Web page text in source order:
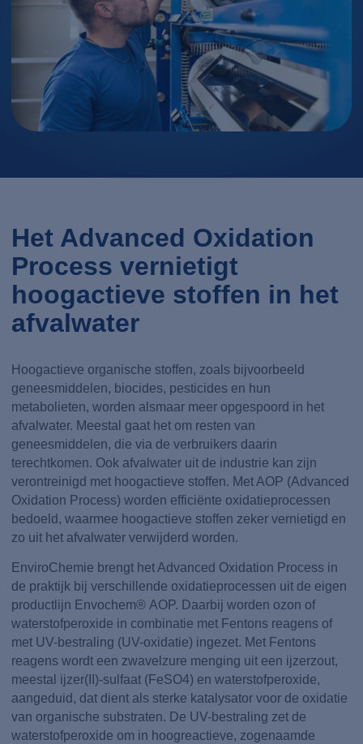
Het Advanced Oxidation
Process vernietigt
hoogactieve stoffen in het
afvalwater
Hoogactieve organische stoffen, zoals bijvoorbeeld
geneesmiddelen, biocides, pesticides en hun
metabolieten, worden alsmaar meer opgespoord in het
afvalwater. Meestal gaat het om resten van
geneesmiddelen, die via de verbruikers daarin
terechtkomen. Ook afvalwater uit de industrie kan zijn
verontreinigd met hoogactieve stoffen. Met AOP (Advanced
Oxidation Process) worden efficiënte oxidatieprocessen
bedoeld, waarmee hoogactieve stoffen zeker vernietigd en
zo uit het afvalwater verwijderd worden.
EnviroChemie brengt het Advanced Oxidation Process in
de praktijk bij verschillende oxidatieprocessen uit de eigen
productlijn Envochem® AOP. Daarbij worden ozon of
waterstofperoxide in combinatie met Fentons reagens of
met UV-bestraling (UV-oxidatie) ingezet. Met Fentons
reagens wordt een zwavelzure menging uit een ijzerzout,
meestal ijzer(II)-sulfaat (FeSO4) en waterstofperoxide,
aangeduid, dat dient als sterke katalysator voor de oxidatie
van organische substraten. De UV-bestraling zet de
waterstofperoxide om in hoogreactieve, zogenaamde